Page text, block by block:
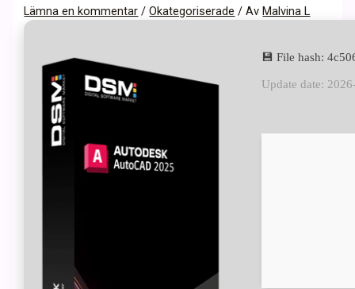
Lämna en kommentar /Okategoriserade / Av Malvina L
💾 File hash:
Update date: